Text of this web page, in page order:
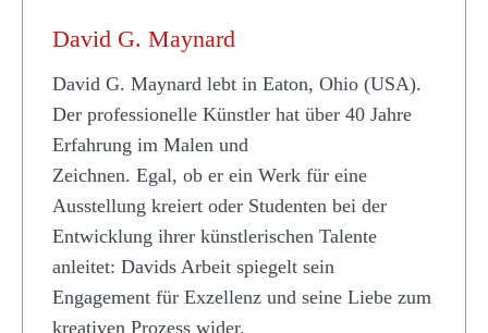
David G. Maynard
David G. Maynard lebt in Eaton, Ohio (USA).
Der professionelle Künstler hat über 40 Jahre
Erfahrung im Malen und
Zeichnen. Egal, ob er ein Werk für eine
Ausstellung kreiert oder Studenten bei der
Entwicklung ihrer künstlerischen Talente
anleitet: Davids Arbeit spiegelt sein
Engagement für Exzellenz und seine Liebe zum
kreativen Prozess wider.